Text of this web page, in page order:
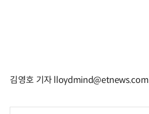
김영호 기자 lloydmind@etnews.com